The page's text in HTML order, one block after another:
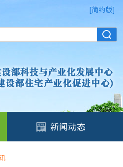
[简约版]
新闻动态